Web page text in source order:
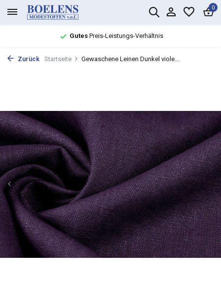
0
GutesPreis-Leistungs-Verhältnis
Zurück Startseite Gewaschene Leinen Dunkel viole...